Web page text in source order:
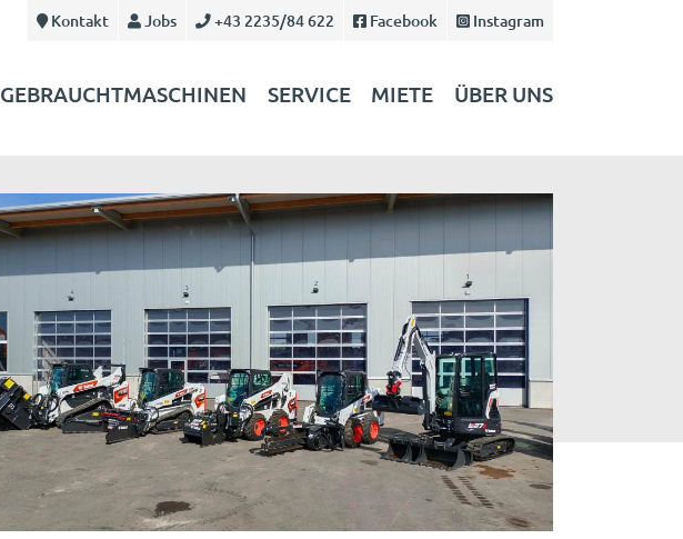
Kontakt Jobs +43 2235/84 622 Facebook Instagram
GEBRAUCHTMASCHINEN SERVICE MIETE ÜBER UNS